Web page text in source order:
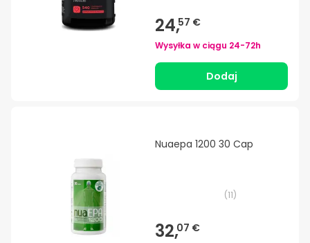
24,57 €
Wysyłka w ciągu 24-72h
Dodaj
Nuaepa 1200 30 Cap
(11)
32,07 €